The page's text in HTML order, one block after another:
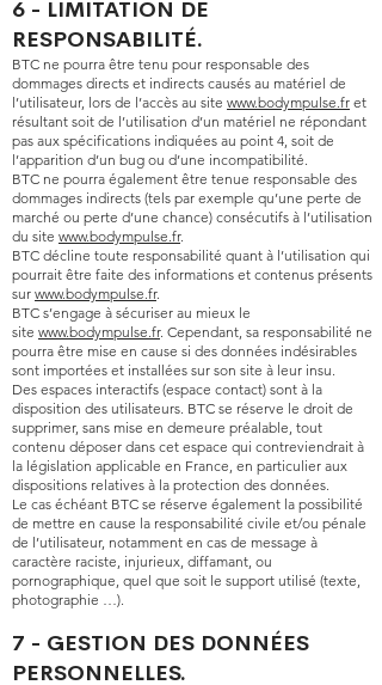
6 - LIMITATION DE
RESPONSABILITÉ.
BTC ne pourra être tenu pour responsable des
dommages directs et indirects causés au matériel de
l’utilisateur, lors de l’accès au site www.bodympulse.fr et
résultant soit de l’utilisation d’un matériel ne répondant
pas aux spécifications indiquées au point 4, soit de
l’apparition d’un bug ou d’une incompatibilité.
BTC ne pourra également être tenue responsable des
dommages indirects (tels par exemple qu’une perte de
marché ou perte d’une chance) consécutifs à l’utilisation
du site www.bodympulse.fr.
BTC décline toute responsabilité quant à l’utilisation qui
pourrait être faite des informations et contenus présents
sur www.bodympulse.fr.
BTC s’engage à sécuriser au mieux le
site www.bodympulse.fr. Cependant, sa responsabilité ne
pourra être mise en cause si des données indésirables
sont importées et installées sur son site à leur insu.
Des espaces interactifs (espace contact) sont à la
disposition des utilisateurs. BTC se réserve le droit de
supprimer, sans mise en demeure préalable, tout
contenu déposer dans cet espace qui contreviendrait à
la législation applicable en France, en particulier aux
dispositions relatives à la protection des données.
Le cas échéant BTC se réserve également la possibilité
de mettre en cause la responsabilité civile et/ou pénale
de l’utilisateur, notamment en cas de message à
caractère raciste, injurieux, diffamant, ou
pornographique, quel que soit le support utilisé (texte,
photographie …).
7 - GESTION DES DONNÉES
PERSONNELLES.